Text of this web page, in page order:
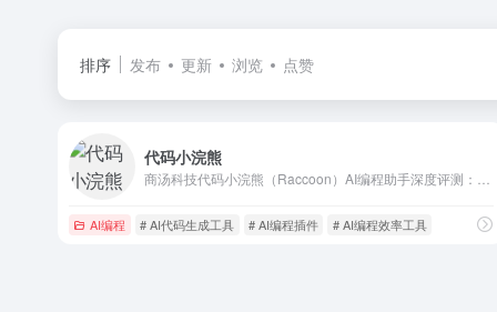
排序 发布 更新 浏览 点赞
代码小浣熊
AI编程 # AI代码生成工具 # AI编程插件 # AI编程效率工具